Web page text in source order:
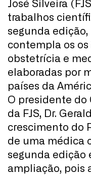
José Silveira
trabalhos
segunda
contempla os
obstetrícia e
elaboradas por
países da
O presidente do
da FJS, Dr.
crescimento do
de uma médica
segunda edição
ampliação, pois